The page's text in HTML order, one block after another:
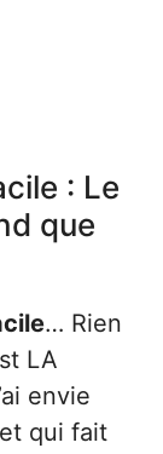
: Le
que
… Rien
LA
envie
qui fait